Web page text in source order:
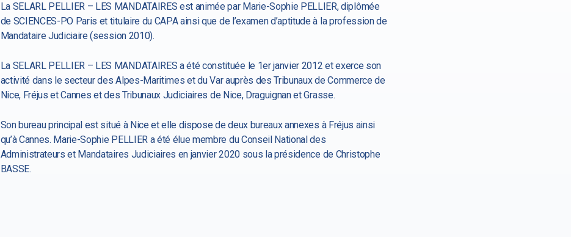
La SELARL PELLIER – LES MANDATAIRES est animée par Marie-Sophie PELLIER, diplômée
de SCIENCES-PO Paris et titulaire du CAPA ainsi que de l’examen d’aptitude à la profession de
Mandataire Judiciaire (session 2010).
La SELARL PELLIER – LES MANDATAIRES a été constituée le 1er janvier 2012 et exerce son
activité dans le secteur des Alpes-Maritimes et du Var auprès des Tribunaux de Commerce de
Nice, Fréjus et Cannes et des Tribunaux Judiciaires de Nice, Draguignan et Grasse.
Son bureau principal est situé à Nice et elle dispose de deux bureaux annexes à Fréjus ainsi
qu’à Cannes. Marie-Sophie PELLIER a été élue membre du Conseil National des
Administrateurs et Mandataires Judiciaires en janvier 2020 sous la présidence de Christophe
BASSE.